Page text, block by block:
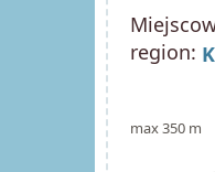
region:
max 350 m